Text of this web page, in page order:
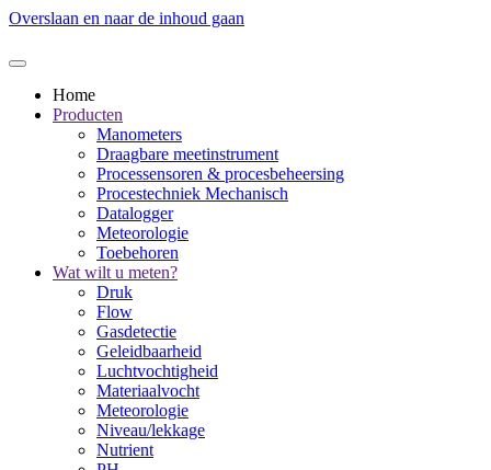
Overslaan en naar de inhoud gaan
Home
Producten
Manometers
Draagbare meetinstrument
Processensoren & procesbeheersing
Procestechniek Mechanisch
Datalogger
Meteorologie
Toebehoren
Wat wilt u meten?
Druk
Flow
Gasdetectie
Geleidbaarheid
Luchtvochtigheid
Materiaalvocht
Meteorologie
Niveau/lekkage
Nutrient